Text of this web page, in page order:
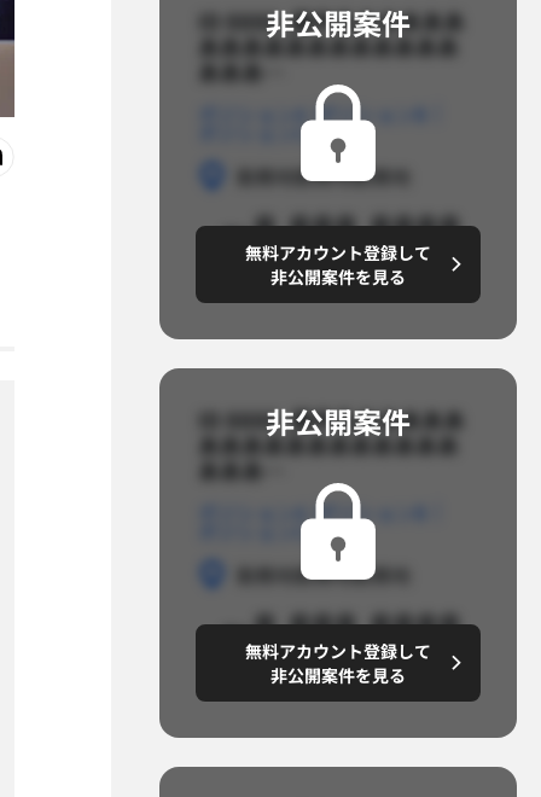
ID 8888_案件名あああああ
ああああああああああああ
ポジションA ポジションB
ポジションC
勤務地勤務地
～8,888,8888
円/月
非公開案件​
無料アカウント登録して
非公開案件を見る
ID 8888_案件名あああああ
ああああああああああああ
ポジションA ポジションB
ポジションC
勤務地勤務地
～8,888,8888
円/月
非公開案件​
無料アカウント登録して
非公開案件を見る